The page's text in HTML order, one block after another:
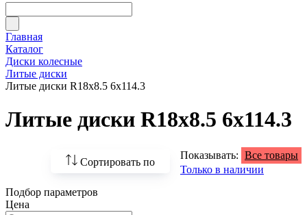
Главная
Каталог
Диски колесные
Литые диски
Литые диски R18x8.5 6x114.3
Литые диски R18x8.5 6x114.3
Сортировать по
По возрастанию
Показывать: Все товары
Только в наличии
Подбор параметров
Цена